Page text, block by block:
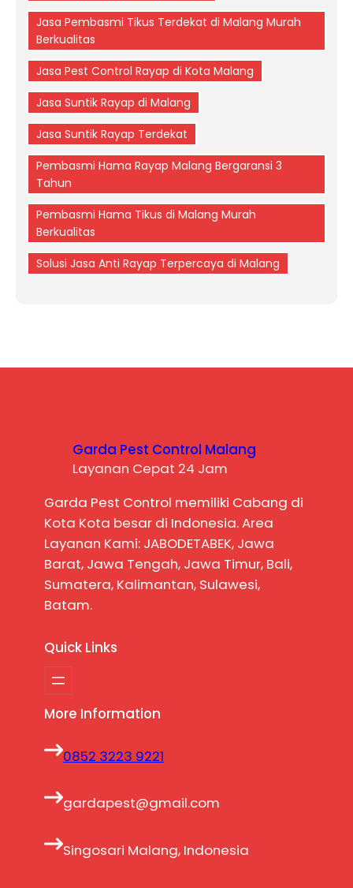
Jasa Pembasmi Tikus Terdekat di Malang Murah
Berkualitas
Jasa Pest Control Rayap di Kota Malang
Jasa Suntik Rayap di Malang
Jasa Suntik Rayap Terdekat
Pembasmi Hama Rayap Malang Bergaransi 3
Tahun
Pembasmi Hama Tikus di Malang Murah
Berkualitas
Solusi Jasa Anti Rayap Terpercaya di Malang
Garda Pest Control Malang
Layanan Cepat 24 Jam
Garda Pest Control memiliki Cabang di
Kota Kota besar di Indonesia. Area
Layanan Kami: JABODETABEK, Jawa
Barat, Jawa Tengah, Jawa Timur, Bali,
Sumatera, Kalimantan, Sulawesi,
Batam.
Quick Links
More Information
0852 3223 9221
gardapest@gmail.com
Singosari Malang, Indonesia